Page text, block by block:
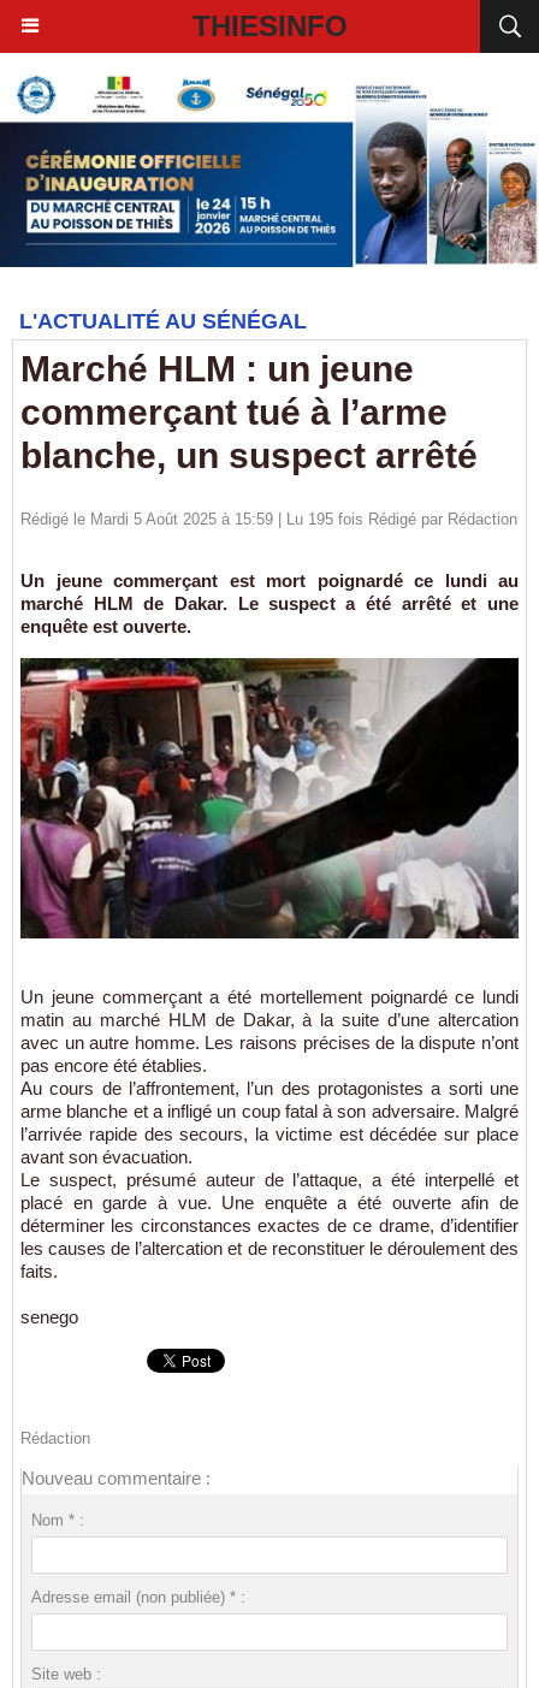
THIESINFO
L'ACTUALITÉ AU SÉNÉGAL
Marché HLM : un jeune
commerçant tué à l’arme
blanche, un suspect arrêté
Rédigé le Mardi 5 Août 2025 à 15:59 | Lu 195 fois Rédigé par Rédaction
Un jeune commerçant est mort poignardé ce lundi au
marché HLM de Dakar. Le suspect a été arrêté et une
enquête est ouverte.
Un jeune commerçant a été mortellement poignardé ce lundi
matin au marché HLM de Dakar, à la suite d’une altercation
avec un autre homme. Les raisons précises de la dispute n’ont
pas encore été établies.
Au cours de l’affrontement, l’un des protagonistes a sorti une
arme blanche et a infligé un coup fatal à son adversaire. Malgré
l’arrivée rapide des secours, la victime est décédée sur place
avant son évacuation.
Le suspect, présumé auteur de l’attaque, a été interpellé et
placé en garde à vue. Une enquête a été ouverte afin de
déterminer les circonstances exactes de ce drame, d’identifier
les causes de l’altercation et de reconstituer le déroulement des
faits.
senego
Rédaction
Nouveau commentaire :
Nom * :
Adresse email (non publiée) * :
Site web :